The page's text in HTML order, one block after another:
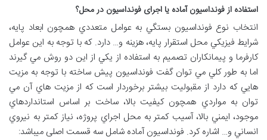
استفاده از فونداسیون آماده یا اجرای فونداسیون در محل؟
انتخاب نوع فونداسيون بستگي به عوامل متعددي همچون ابعاد پايه،
شرايط فيزيکي محل استقرار پايه، هزينه و… دارد. که با توجه به اين عوامل
کارفرما و پيمانکاران تصميم به استفاده از يکي از اين دو روش مي گيرند
اما به طور کلي مي توان گفت فونداسيون پيش ساخته با توجه به مزيت
هايي که دارد از مقبوليت بيشتر برخوردار است که از مزيت هاي آن مي
توان به مواردي همچون کيفيت بالا، ساخت بر اساس استانداردهاي
موجود، ايمني بالا، آسيب کمتر به محل اجراي پروژه، نياز کمتر به نيروي
انساني و… اشاره کرد. فونداسیون آماده شامل سه قسمت اصلی میباشد: